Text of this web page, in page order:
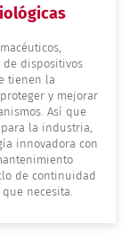
de dispositivos
tienen la
y mejorar
Así que
la industria,
innovadora con
de continuidad
necesita.